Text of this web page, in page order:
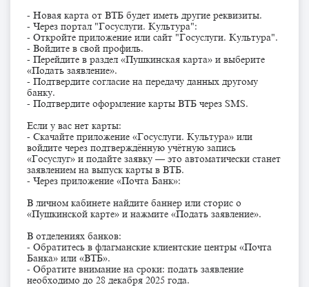
- Новая карта от ВТБ будет иметь другие реквизиты.
- Через портал "Госуслуги. Культура":
- Откройте приложение или сайт "Госуслуги. Культура".
- Войдите в свой профиль.
- Перейдите в раздел «Пушкинская карта» и выберите
«Подать заявление».
- Подтвердите согласие на передачу данных другому
банку.
- Подтвердите оформление карты ВТБ через SMS.
Если у вас нет карты:
- Скачайте приложение «Госуслуги. Культура» или
войдите через подтверждённую учётную запись
«Госуслуг» и подайте заявку — это автоматически станет
заявлением на выпуск карты в ВТБ.
- Через приложение «Почта Банк»:
В личном кабинете найдите баннер или сторис о
«Пушкинской карте» и нажмите «Подать заявление».
В отделениях банков:
- Обратитесь в флагманские клиентские центры «Почта
Банка» или «ВТБ».
- Обратите внимание на сроки: подать заявление
необходимо до 28 декабря 2025 года.